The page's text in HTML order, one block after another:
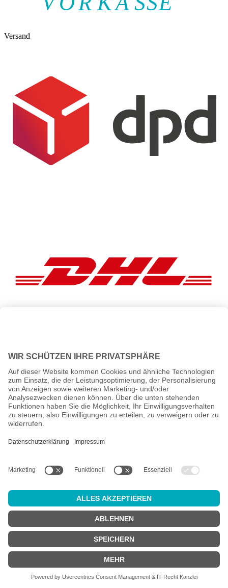
Versand
Alle Preise inkl. gesetzl. Mehrwertsteuer zzgl.
ggf. Nachnahmegebühren, wenn nicht anders angegeben.
Altersprüfung